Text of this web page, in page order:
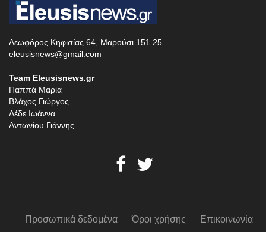
Λεωφόρος Κηφισίας 64, Μαρούσι 151 25
eleusisnews@gmail.com
Team Eleusisnews.gr
Παππά Μαρία
Βλάχος Γιώργος
Δέδε Ιωάννα
Αντωνίου Γιάννης
Προσωπικά δεδομένα Όροι χρήσης Επικοινωνία